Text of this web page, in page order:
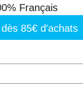
Français
85€ d'achats